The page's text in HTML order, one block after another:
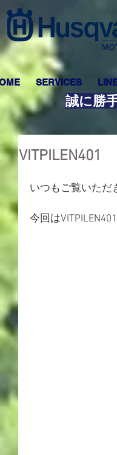
SERVICES
誠に勝
いつもご覧いただ
今回は